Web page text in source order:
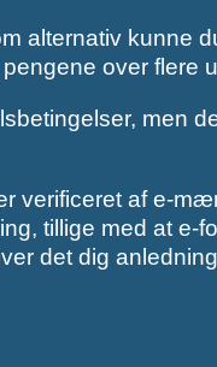
alternativ kunne
over flere
men
verificeret af e-
tillige med at e-
det dig